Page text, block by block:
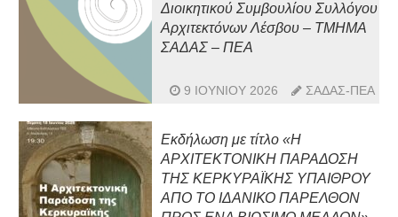
Διοικητικού Συμβουλίου Συλλόγου
Αρχιτεκτόνων Λέσβου – ΤΜΗΜΑ
ΣΑΔΑΣ – ΠΕΑ
9 ΙΟΥΝΊΟΥ 2026 ΣΑΔΑΣ-ΠΕΑ
Εκδήλωση με τίτλο «Η
ΑΡΧΙΤΕΚΤΟΝΙΚΗ ΠΑΡΑΔΟΣΗ
ΤΗΣ ΚΕΡΚΥΡΑΪΚΗΣ ΥΠΑΙΘΡΟΥ
ΑΠΟ ΤΟ ΙΔΑΝΙΚΟ ΠΑΡΕΛΘΟΝ